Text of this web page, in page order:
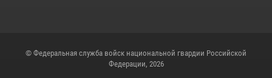
© Федеральная служба войск национальной гвардии Российской
Федерации, 2026